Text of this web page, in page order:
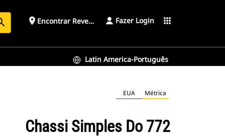
place Encontrar Revendedor Fazer Login apps
Latin America-Português
EUA Métrica
Chassi Simples Do 772